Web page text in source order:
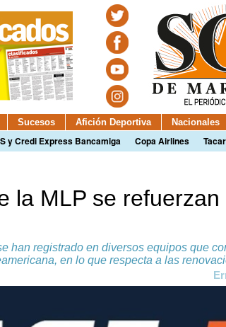
Sucesos Afición Deportiva Nacionales
y Credi Express Bancamiga Copa Airlines
la MLP se
han registrado en diversos equipos que
en lo que respecta a las